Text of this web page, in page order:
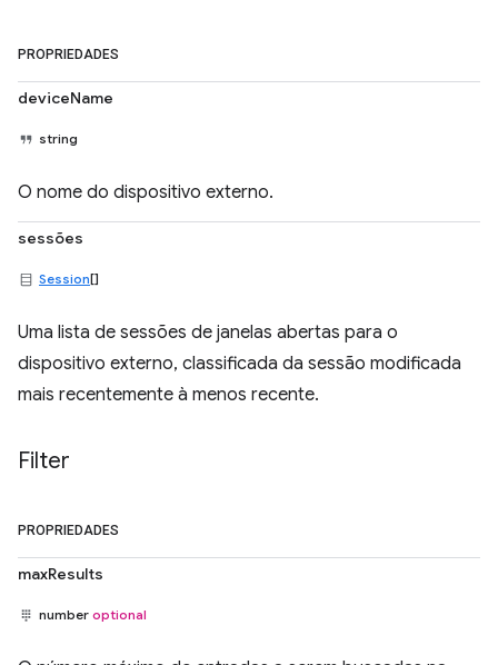
PROPRIEDADES
deviceName
string
O nome do dispositivo externo.
sessões
Session[]
Uma lista de sessões de janelas abertas para o
dispositivo externo, classificada da sessão modificada
mais recentemente à menos recente.
Filter
PROPRIEDADES
maxResults
number optional